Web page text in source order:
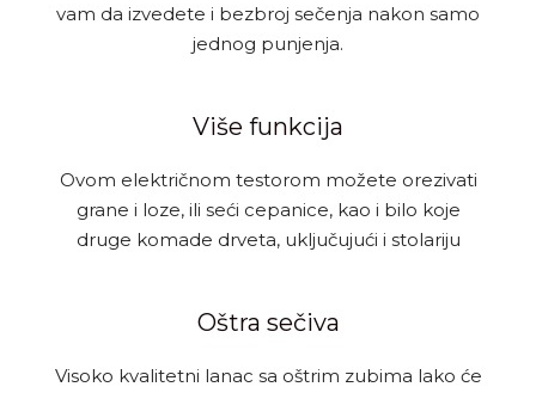
vam da izvedete i bezbroj sečenja nakon samo
jednog punjenja.
Više funkcija
Ovom električnom testorom možete orezivati
grane i loze, ili seći cepanice, kao i bilo koje
druge komade drveta, uključujući i stolariju
Oštra sečiva
Visoko kvalitetni lanac sa oštrim zubima lako će